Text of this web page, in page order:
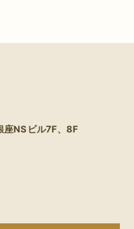
座NSビル7F、8F